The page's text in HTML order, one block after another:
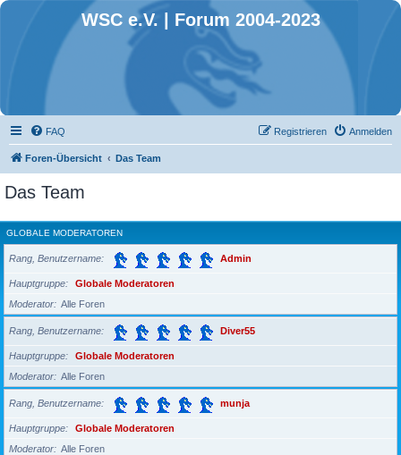
WSC e.V. | Forum 2004-2023
FAQ Anmelden
Registrieren
Foren-Übersicht Das Team
Das Team
GLOBALE MODERATOREN
Rang, Benutzername Admin
Hauptgruppe
Globale Moderatoren
Moderator
Alle Foren
Rang, Benutzername Diver55
Hauptgruppe
Globale Moderatoren
Moderator
Alle Foren
Rang, Benutzername munja
Hauptgruppe
Globale Moderatoren
Moderator
Alle Foren